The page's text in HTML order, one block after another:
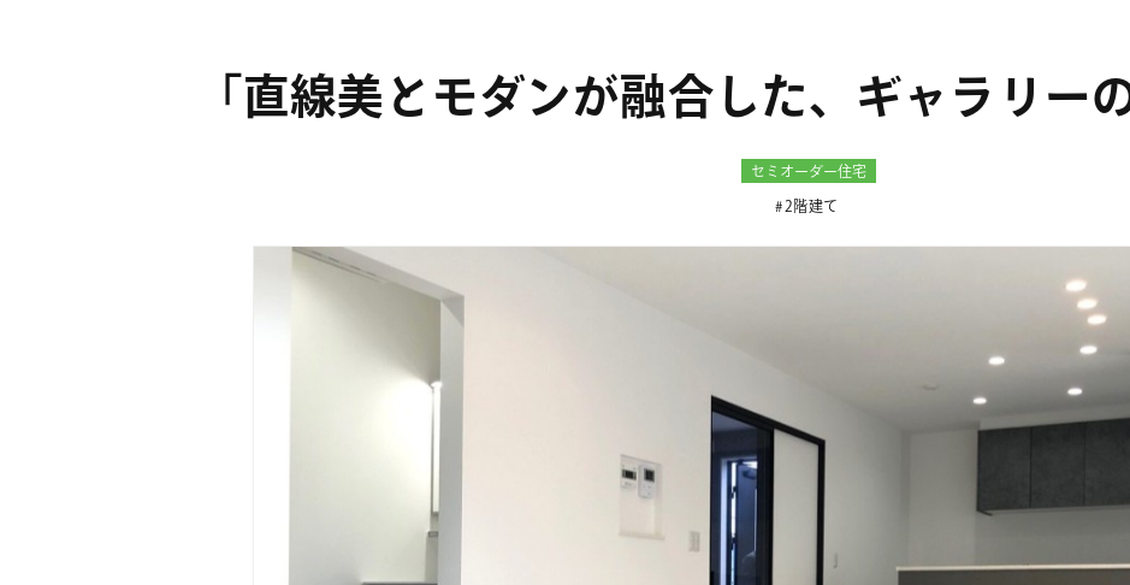
「直線美とモダンが融合した、ギャラリー
セミオーダー住宅
2階建て